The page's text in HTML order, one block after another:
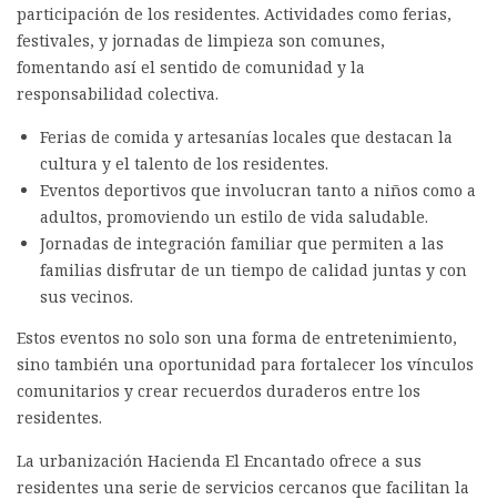
participación de los residentes. Actividades como ferias,
festivales, y jornadas de limpieza son comunes,
fomentando así el sentido de comunidad y la
responsabilidad colectiva.
Ferias de comida y artesanías locales que destacan la
cultura y el talento de los residentes.
Eventos deportivos que involucran tanto a niños como a
adultos, promoviendo un estilo de vida saludable.
Jornadas de integración familiar que permiten a las
familias disfrutar de un tiempo de calidad juntas y con
sus vecinos.
Estos eventos no solo son una forma de entretenimiento,
sino también una oportunidad para fortalecer los vínculos
comunitarios y crear recuerdos duraderos entre los
residentes.
La urbanización Hacienda El Encantado ofrece a sus
residentes una serie de servicios cercanos que facilitan la